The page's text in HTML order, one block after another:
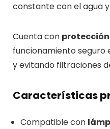
constante con el agua
Cuenta con protección
funcionamiento seguro
y evitando filtraciones
Características
Compatible con